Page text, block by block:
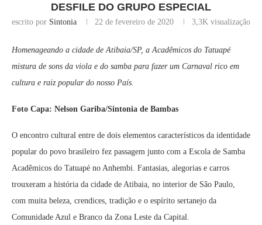
DESFILE DO GRUPO ESPECIAL
escrito por Sintonia 22 de fevereiro de 2020 3,3K visualização
Homenageando a cidade de Atibaia/SP, a Acadêmicos do Tatuapé
mistura de sons da viola e do samba para fazer um Carnaval rico em
cultura e raiz popular do nosso País.
Foto Capa: Nelson Gariba/Sintonia de Bambas
O encontro cultural entre de dois elementos característicos da identidade
popular do povo brasileiro fez passagem junto com a Escola de Samba
Acadêmicos do Tatuapé no Anhembi. Fantasias, alegorias e carros
trouxeram a história da cidade de Atibaia, no interior de São Paulo,
com muita beleza, crendices, tradição e o espírito sertanejo da
Comunidade Azul e Branco da Zona Leste da Capital.